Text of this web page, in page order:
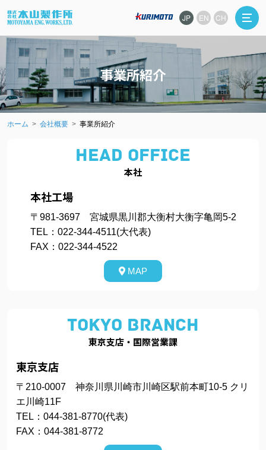
JP EN CH
事業所紹介
ホーム 会社概要 事業所紹介
HEAD OFFICE
本社
本社工場
〒981-3697 宮城県黒川郡大衡村大衡字亀岡5-2
TEL：022-344-4511(大代表)
FAX：022-344-4522
MAP
TOKYO BRANCH
東京支店・国際営業課
東京支店
〒210-0007 神奈川県川崎市川崎区駅前本町10-5 クリ
エ川崎11F
TEL：044-381-8770(代表)
FAX：044-381-8772